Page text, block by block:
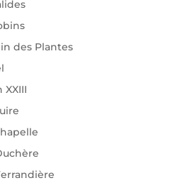
des Plantes